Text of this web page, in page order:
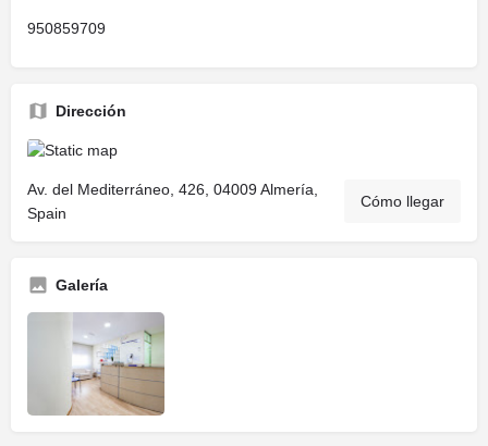
950859709
Dirección
Av. del Mediterráneo, 426, 04009 Almería,
Spain
Cómo llegar
Galería